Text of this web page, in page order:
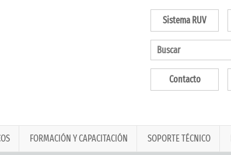
Sistema RUV
Contacto
FORMACIÓN Y CAPACITACIÓN SOPORTE TÉCNICO